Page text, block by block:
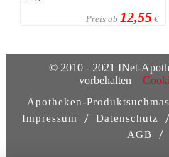
Preis ab 12,55 €
© 2010 - 2021 INet-
vorbehalten
Apotheken-
Impressum / Datenschutz /
AGB /